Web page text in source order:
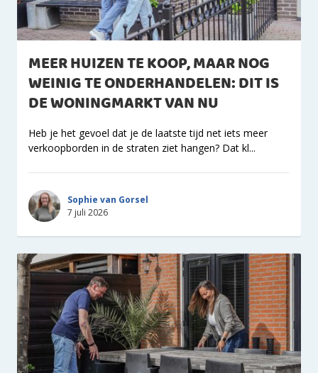
MEER HUIZEN TE KOOP, MAAR NOG
WEINIG TE ONDERHANDELEN: DIT IS
DE WONINGMARKT VAN NU
Heb je het gevoel dat je de laatste tijd net iets meer
verkoopborden in de straten ziet hangen? Dat kl...
Sophie van Gorsel
7 juli 2026